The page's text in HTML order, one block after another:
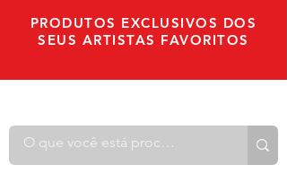
PRODUTOS EXCLUSIVOS DOS
SEUS ARTISTAS FAVORITOS